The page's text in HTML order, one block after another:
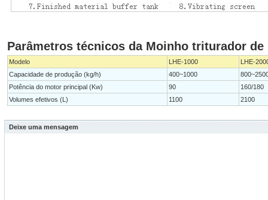
Parâmetros técnicos da Moinho triturador
Modelo LHE-1000
LHE-
Capacidade de produção (kg/h)
400~1000
Potência do motor principal (Kw)
90
160/180
Volumes efetivos (L)
1100 2100
Deixe uma mensagem